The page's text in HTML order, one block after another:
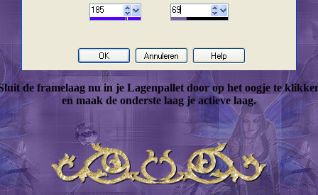
de framelaag nu in je Lagenpallet door op het oogje te
en maak de onderste laag je actieve laag.